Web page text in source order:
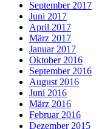
September 2017
Juni 2017
April 2017
März 2017
Januar 2017
Oktober 2016
September 2016
August 2016
Juni 2016
März 2016
Februar 2016
Dezember 2015